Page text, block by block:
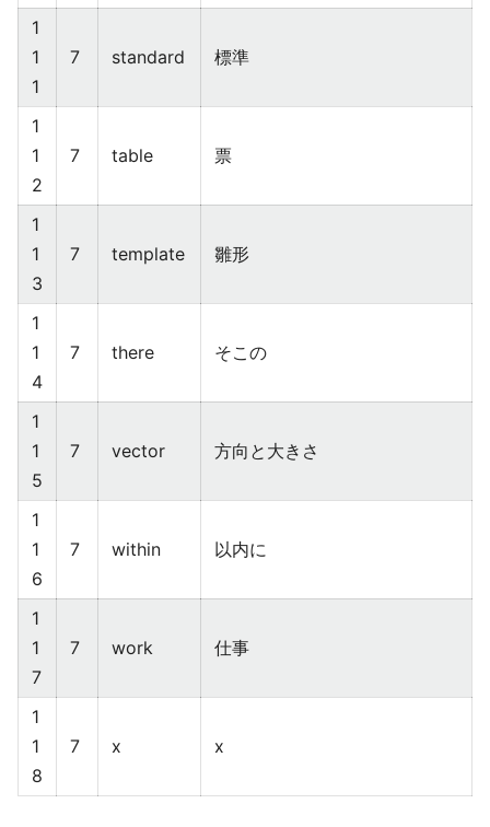
1
1
1
7 standard 標準
1
1
2
7 table 票
1
1
3
7 template 雛形
1
1
4
7 there そこの
1
1
5
7 vector 方向と大きさ
1
1
6
7 within 以内に
1
1
7
7 work 仕事
1
1
8
7 x x